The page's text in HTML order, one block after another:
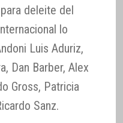
deleite del
lo
Luis Aduriz,
Dan Barber, Alex
Gross, Patricia
Sanz.